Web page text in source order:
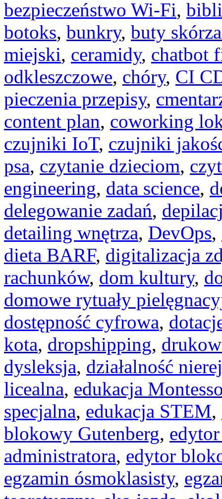
bezpieczeństwo Wi-Fi,
botoks, bunkry, buty
miejski, ceramidy, chatbot
odkleszczowe, chóry, CI
pieczenia przepisy,
content plan, coworking
czujniki IoT, czujniki
psa, czytanie dzieciom,
engineering, data science,
delegowanie zadań,
detailing wnętrza, DevOps,
dieta BARF, digitalizacja
rachunków, dom kultury,
domowe rytuały
dostępność cyfrowa,
kota, dropshipping,
dysleksja, działalność
licealna, edukacja
specjalna, edukacja STEM,
blokowy Gutenberg,
administratora, edytor
egzamin ósmoklasisty,